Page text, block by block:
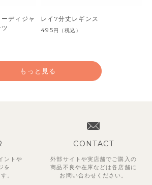
ディジャ
レイ7分丈レギンス
495円 （税込）
もっと見る
ントや
を
。
CONTACT
外部サイトや実店舗でご購入の
商品不良や在庫などは各店舗に
お問い合わせください。